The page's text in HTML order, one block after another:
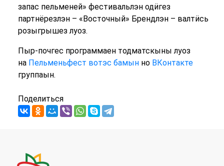
запас пельменей» фестивальлэн одӥгез
партнёрезлэн – «Восточный» Брендлэн – валтӥсь
розыгрышез луоз.
Пыр-почгес программаен тодматскыны луоз
на Пельменьфест вотэс бамын но ВКонтакте
группаын.
Поделиться